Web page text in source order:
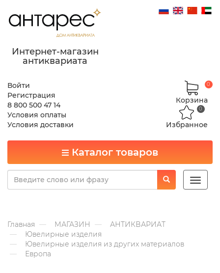
Интернет-магазин
антиквариата
Войти
Регистрация
8 800 500 47 14
Условия оплаты
Условия доставки
Корзина
0
Избранное
0
Каталог товаров
Toggle
Главная МАГАЗИН
АНТИКВАРИАТ
Ювелирные изделия
Ювелирные изделия из других материалов
Европа